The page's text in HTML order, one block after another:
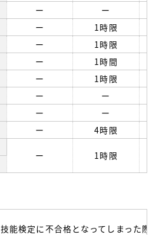
ー ー
ー 1時限
ー 1時限
ー 1時間
ー 1時限
ー ー
ー ー
ー 4時限
ー 1時限
技能検定に不合格となってしまった際